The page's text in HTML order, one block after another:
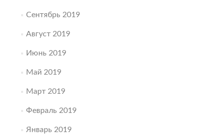
Сентябрь 2019
Август 2019
Июнь 2019
Май 2019
Март 2019
Февраль 2019
Январь 2019